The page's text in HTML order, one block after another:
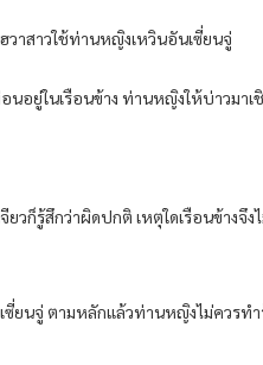
าสาวใช้ท่านหญิงเหวินอันเซี่ยนจู่
อยู่ในเรือนข้าง ท่านหญิงให้บ่าวมา
วก็รู้สึกว่าผิดปกติ เหตุใดเรือนข้าง
นจู่ ตามหลักแล้วท่านหญิงไม่ควรท